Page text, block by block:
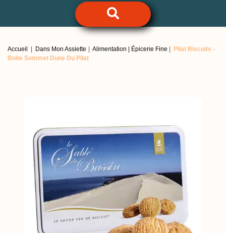
Accueil Dans Mon Assiette Alimentation | Épicerie Fine
Pilat Biscuits -
Boite Sommet Dune Du Pilat